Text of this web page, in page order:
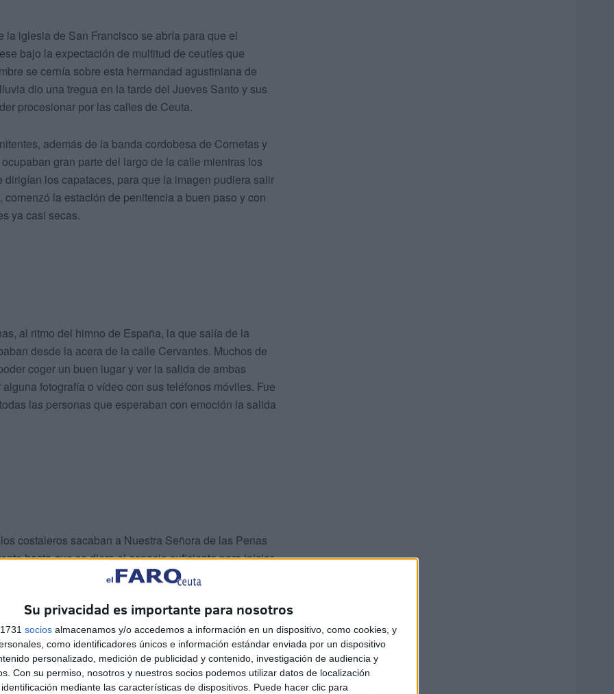
Su privacidad es importante para nosotros
socios almacenamos y/o accedemos a información en un dispositivo, como cookies, y
como identificadores únicos e información estándar enviada por un dispositivo
personalizado, medición de publicidad y contenido, investigación de audiencia y
Con su permiso, nosotros y nuestros socios podemos utilizar datos de localización
mediante las características de dispositivos. Puede hacer clic para
iglesia de San Francisco se abría para que el
bajo la expectación de multitud de ceutíes que
se cernía sobre esta hermandad agustiniana de
dio una tregua en la tarde del Jueves Santo y sus
procesionar por las calles de Ceuta.
además de la banda cordobesa de Cornetas y
gran parte del largo de la calle mientras los
los capataces, para que la imagen pudiera salir
la estación de penitencia a buen paso y con
ya casi secas.
al ritmo del himno de España, la que salía de la
desde la acera de la calle Cervantes. Muchos de
coger un buen lugar y ver la salida de ambas
fotografía o vídeo con sus teléfonos móviles. Fue
las personas que esperaban con emoción la salida
costaleros sacaban a Nuestra Señora de las Penas
hasta que se diera el espacio suficiente para iniciar
devotas destacaron el detalle de las flores blancas
de su manto.
el protagonismo a la virgen, ya que esperando en
que procesionó junto con la titular e iba
sus canastillas. También, como cofradía agustiniana,